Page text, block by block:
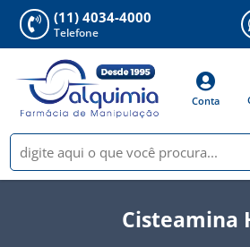
 (11) 4034-4000
Telefone

Conta
Cisteamina